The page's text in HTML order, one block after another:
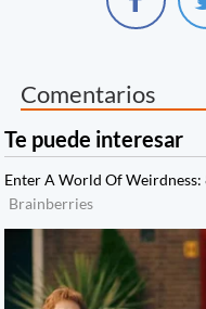
Comentarios